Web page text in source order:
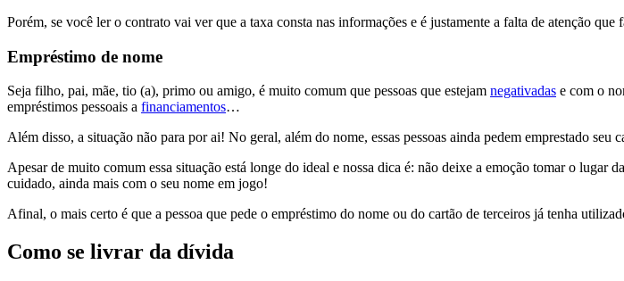
Porém, se você ler o contrato vai ver que a taxa consta nas informações e é justamente a falta de atenção que
Empréstimo de nome
Seja filho, pai, mãe, tio (a), primo ou amigo, é muito comum que pessoas que estejam negativadas e com o
empréstimos pessoais a financiamentos…
Além disso, a situação não para por ai! No geral, além do nome, essas pessoas ainda pedem emprestado seu
Apesar de muito comum essa situação está longe do ideal e nossa dica é: não deixe a emoção tomar o
cuidado, ainda mais com o seu nome em jogo!
Afinal, o mais certo é que a pessoa que pede o empréstimo do nome ou do cartão de terceiros já tenha
Como se livrar da dívida